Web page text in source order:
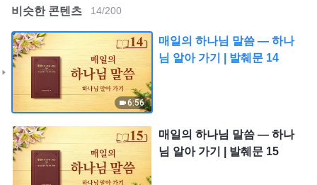
비슷한 콘텐츠 14/200
6:56
매일의 하나님 말씀 ― 하나
님 알아 가기 | 발췌문 14
매일의 하나님 말씀 ― 하나
님 알아 가기 | 발췌문 15